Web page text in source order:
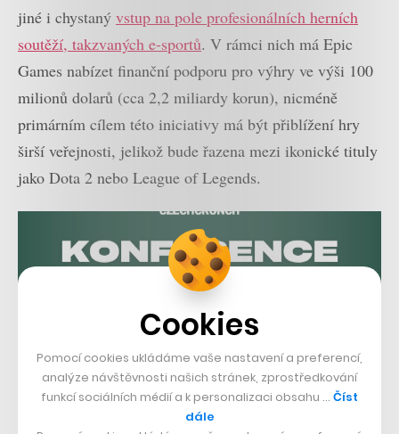
jiné i chystaný vstup na pole profesionálních herních
soutěží, takzvaných e-sportů. V rámci nich má Epic
Games nabízet finanční podporu pro výhry ve výši 100
milionů dolarů (cca 2,2 miliardy korun), nicméně
primárním cílem této iniciativy má být přiblížení hry
širší veřejnosti, jelikož bude řazena mezi ikonické tituly
jako Dota 2 nebo League of Legends.
Cookies
Pomocí cookies ukládáme vaše nastavení a preferencí,
analýze návštěvnosti našich stránek, zprostředkování
funkcí sociálních médií a k personalizaci obsahu … Číst
dále